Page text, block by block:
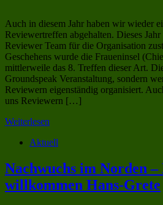
Auch in diesem Jahr haben wir wieder
Reviewertreffen abgehalten. Dieses
Reviewer Team für die Organisation
Geschehens wurde die Fraueninsel
mittlerweile das 8. Treffen dieser Art.
Groundspeak Veranstaltung, sondern
Reviewern eigenständig organisiert.
uns Reviewern […]
Weiterlesen
Aktuell
Nachwuchs im Norden
willkommen Hans-Grete